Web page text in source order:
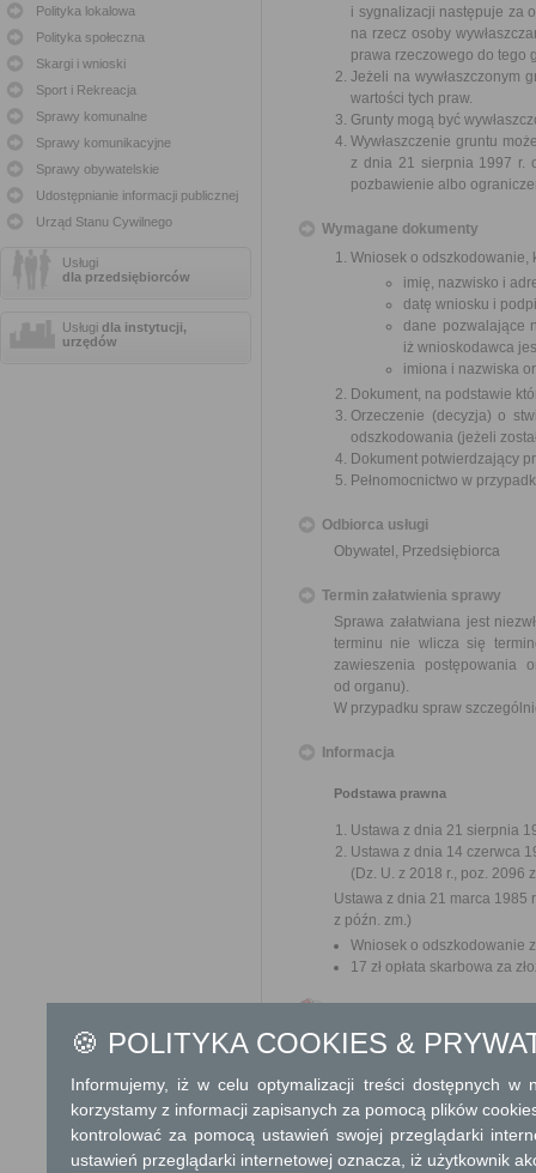
Polityka lokalowa
Polityka społeczna
Skargi i wnioski
Sport i Rekreacja
Sprawy komunalne
Sprawy komunikacyjne
Sprawy obywatelskie
Udostępnianie informacji publicznej
Urząd Stanu Cywilnego
Usługi
dla przedsiębiorców
Usługi dla instytucji,
urzędów
i sygnalizacji następuje za
na rzecz osoby
prawa rzeczowego do tego
Jeżeli na wywłaszczonym
wartości tych praw.
Grunty mogą być
Wywłaszczenie gruntu
z dnia 21 sierpnia 1997 r.
pozbawienie albo
Wymagane dokumenty
Wniosek o odszkodowanie,
imię, nazwisko i
datę wniosku i
dane pozwalające
iż wnioskodawca
imiona i nazwiska
Dokument, na podstawie
Orzeczenie (decyzja) o
odszkodowania (jeżeli
Dokument potwierdzający
Pełnomocnictwo w
Odbiorca usługi
Obywatel, Przedsiębiorca
Termin załatwienia sprawy
Sprawa załatwiana jest
terminu nie wlicza się
zawieszenia postępowania
od organu).
W przypadku spraw
Informacja
Podstawa prawna
Ustawa z dnia 21 sierpnia
Ustawa z dnia 14 czerwca
(Dz. U. z 2018 r., poz. 2096
Ustawa z dnia 21 marca 1985
z późn. zm.)
Wniosek o odszkodowanie
17 zł opłata skarbowa za
Opłata
Wniosek o odszkodowanie
17 zł opłata skarbowa za
Tryb odwoławczy
🍪 POLITYKA COOKIES &
Informujemy, iż w celu optymalizacji treści dostępnych w
korzystamy z informacji zapisanych za pomocą plików
kontrolować za pomocą ustawień swojej przeglądarki
ustawień przeglądarki internetowej oznacza, iż użytkownik